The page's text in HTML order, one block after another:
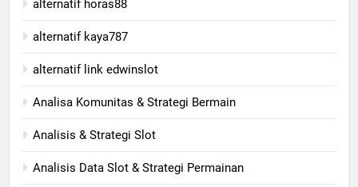
alternatif horas88
alternatif kaya787
alternatif link edwinslot
Analisa Komunitas & Strategi Bermain
Analisis & Strategi Slot
Analisis Data Slot & Strategi Permainan